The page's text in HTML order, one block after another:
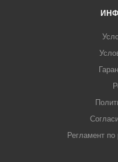
Регламент по